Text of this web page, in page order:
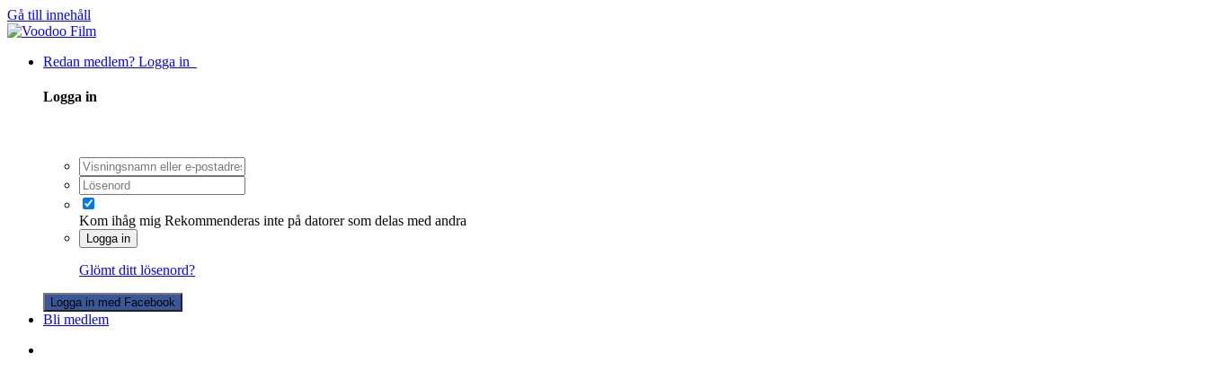
Gå till innehåll
Redan medlem? Logga in
Logga in
Kom ihåg mig Rekommenderas inte på datorer som delas med andra
Logga in
Glömt ditt lösenord?
Logga in med Facebook
Bli medlem